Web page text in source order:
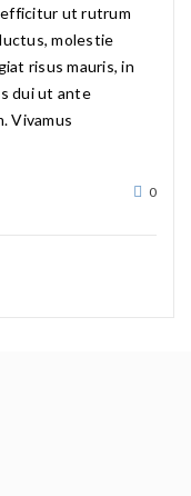
efficitur ut rutrum
molestie
risus mauris, in
dui ut ante
Vivamus
0